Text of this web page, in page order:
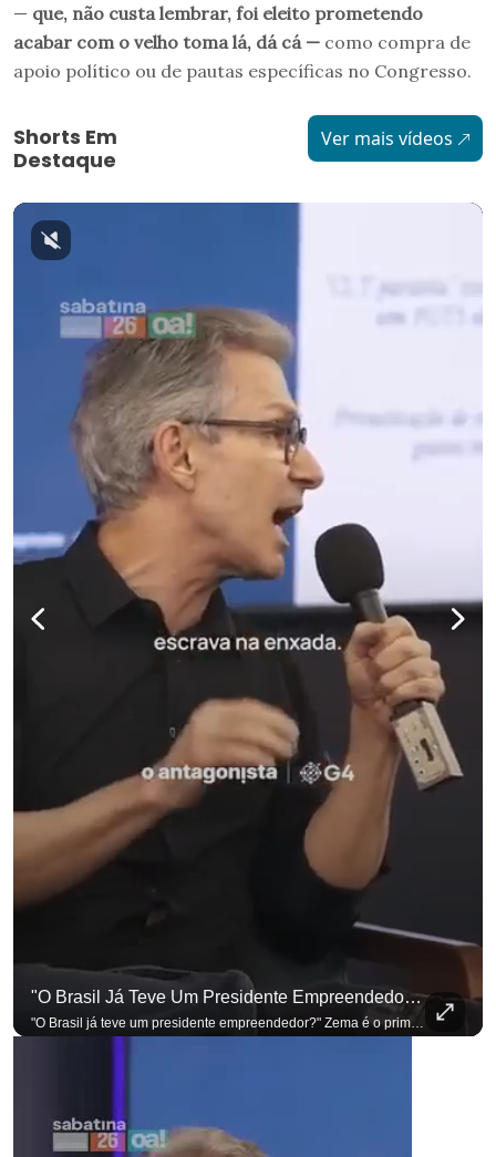
— que, não custa lembrar, foi eleito prometendo
acabar com o velho toma lá, dá cá — como compra de
apoio político ou de pautas específicas no Congresso.
Shorts Em
Destaque
Ver mais vídeos
"O Brasil Já Teve Um Presidente Empreendedor?"
"O Brasil já teve um presidente empreendedor?" Zema é o primeiro a sentar na cadeira. Outros três presidenciáveis ainda vão passar por ela. A Sabatina Presidencial está no ar, com perguntas que vieram de uma pesquisa inédita com empresários. Acompanhe AO VIVO no YouTube do G4 Business. Se você busca informação com credibilidade, inscreva-se agora e ative o